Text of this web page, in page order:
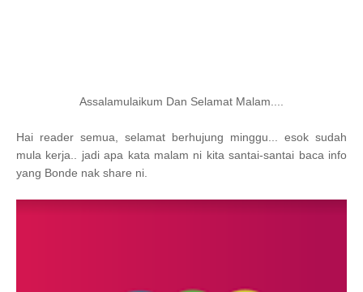
Assalamulaikum Dan Selamat Malam....
Hai reader semua, selamat berhujung minggu... esok sudah
mula kerja.. jadi apa kata malam ni kita santai-santai baca info
yang Bonde nak share ni.